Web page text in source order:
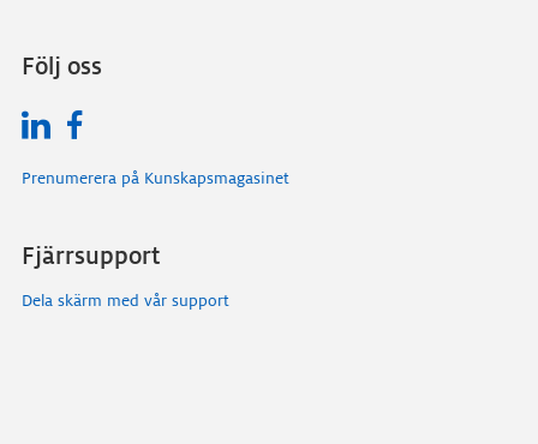
Följ oss
Prenumerera på Kunskapsmagasinet
Fjärrsupport
Dela skärm med vår support